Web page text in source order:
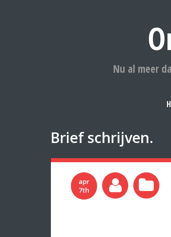
Nu al meer
Brief schrijven.
apr
7th